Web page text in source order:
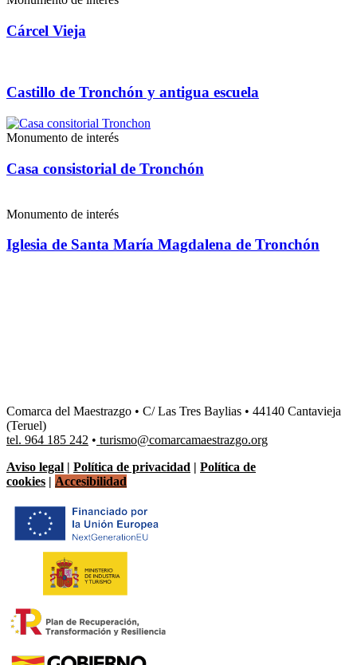
Cárcel Vieja
Castillo de Tronchón y antigua escuela
Monumento de interés
Casa consistorial de Tronchón
Monumento de interés
Iglesia de Santa María Magdalena de Tronchón
Comarca del Maestrazgo • C/ Las Tres Baylias • 44140 Cantavieja
(Teruel)
tel. 964 185 242 • turismo@comarcamaestrazgo.org
Aviso legal | Política de privacidad | Política de
cookies | Accesibilidad